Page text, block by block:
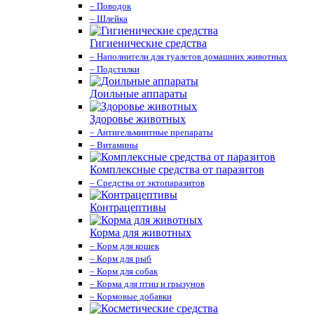
– Поводок
– Шлейка
Гигиенические средства
– Наполнители для туалетов домашних животных
– Подстилки
Доильные аппараты
Здоровье животных
– Антигельминтные препараты
– Витамины
Комплексные средства от паразитов
– Средства от эктопаразитов
Контрацептивы
Корма для животных
– Корм для кошек
– Корм для рыб
– Корм для собак
– Корма для птиц и грызунов
– Кормовые добавки